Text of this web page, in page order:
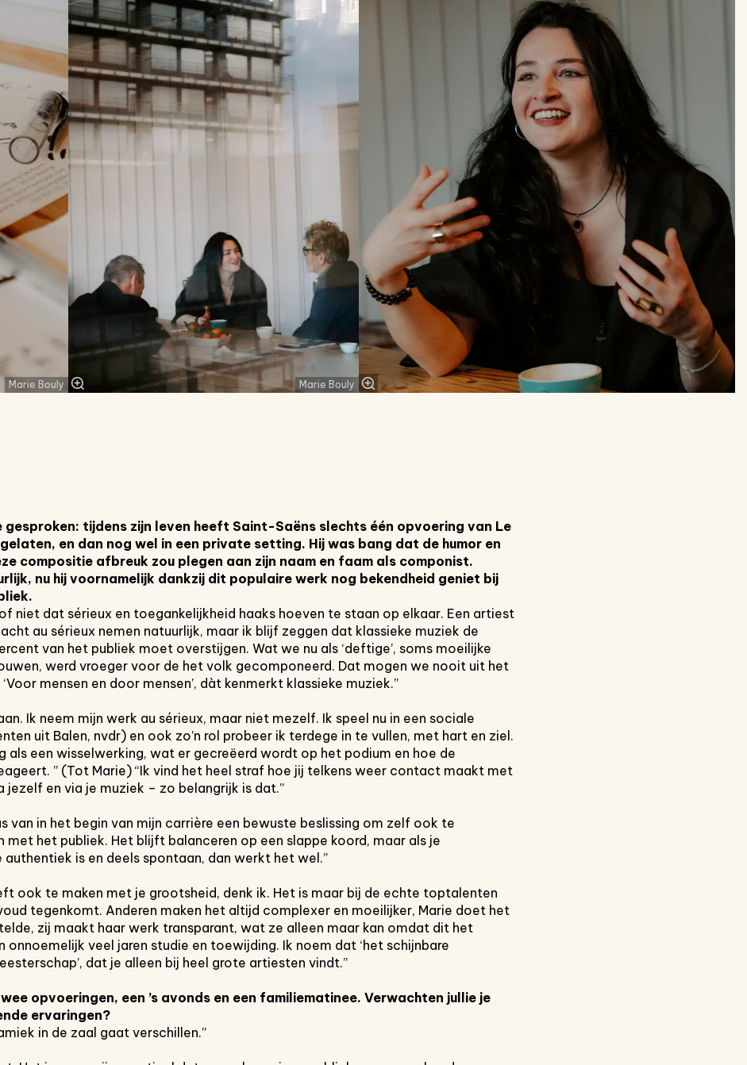
Marie Bouly Marie Bouly
gesproken: tijdens zijn leven heeft Saint-Saëns slechts één opvoering van Le
en dan nog wel in een private setting. Hij was bang dat de humor en
compositie afbreuk zou plegen aan zijn naam en faam als componist.
nu hij voornamelijk dankzij dit populaire werk nog bekendheid geniet bij
niet dat sérieux en toegankelijkheid haaks hoeven te staan op elkaar. Een artiest
au sérieux nemen natuurlijk, maar ik blijf zeggen dat klassieke muziek de
van het publiek moet overstijgen. Wat we nu als ‘deftige’, soms moeilijke
werd vroeger voor de het volk gecomponeerd. Dat mogen we nooit uit het
mensen en door mensen’, dàt kenmerkt klassieke muziek.”
Ik neem mijn werk au sérieux, maar niet mezelf. Ik speel nu in een sociale
uit Balen, nvdr) en ook zo’n rol probeer ik terdege in te vullen, met hart en ziel.
als een wisselwerking, wat er gecreëerd wordt op het podium en hoe de
” (Tot Marie) “Ik vind het heel straf hoe jij telkens weer contact maakt met
jezelf en via je muziek – zo belangrijk is dat.”
van in het begin van mijn carrière een bewuste beslissing om zelf ook te
met het publiek. Het blijft balanceren op een slappe koord, maar als je
is en deels spontaan, dan werkt het wel.”
ook te maken met je grootsheid, denk ik. Het is maar bij de echte toptalenten
tegenkomt. Anderen maken het altijd complexer en moeilijker, Marie doet het
zij maakt haar werk transparant, wat ze alleen maar kan omdat dit het
onnoemelijk veel jaren studie en toewijding. Ik noem dat ‘het schijnbare
dat je alleen bij heel grote artiesten vindt.”
opvoeringen, een ’s avonds en een familiematinee. Verwachten jullie je
ervaringen?
in de zaal gaat verschillen.”